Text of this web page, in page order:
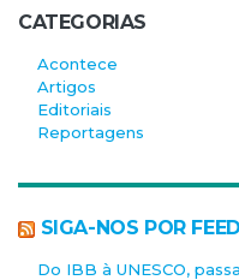
CATEGORIAS
Acontece
Artigos
Editoriais
Reportagens
SIGA-NOS POR FEED
Do IBB à UNESCO,